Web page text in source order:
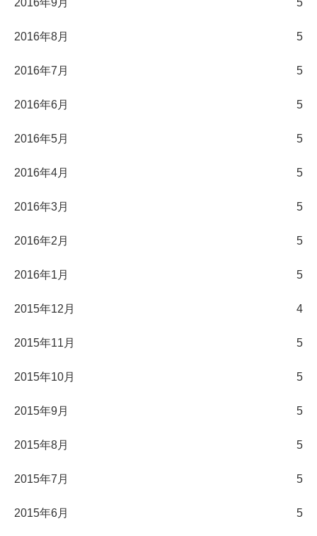
2016年9月 5
2016年8月 5
2016年7月 5
2016年6月 5
2016年5月 5
2016年4月 5
2016年3月 5
2016年2月 5
2016年1月 5
2015年12月 4
2015年11月 5
2015年10月 5
2015年9月 5
2015年8月 5
2015年7月 5
2015年6月 5